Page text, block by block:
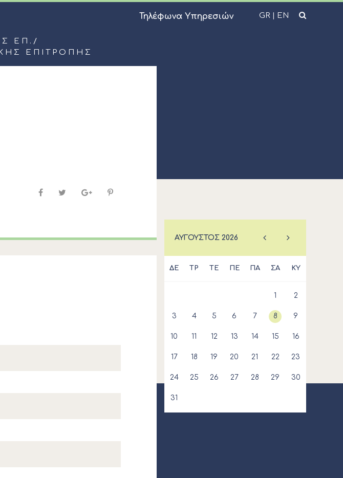
Τηλέφωνα Υπηρεσιών GR | EN
ΕΠ. /
ΕΠΙΤΡΟΠΗΣ
ΑΎΓΟΥΣΤΟΣ 2026
ΔΕ ΤΡ ΤΕ ΠΕ ΠΑ ΣΑ ΚΥ
1 2
3 4 5 6 7 8 9
10 11 12 13 14 15 16
17 18 19 20 21 22 23
24 25 26 27 28 29 30
31